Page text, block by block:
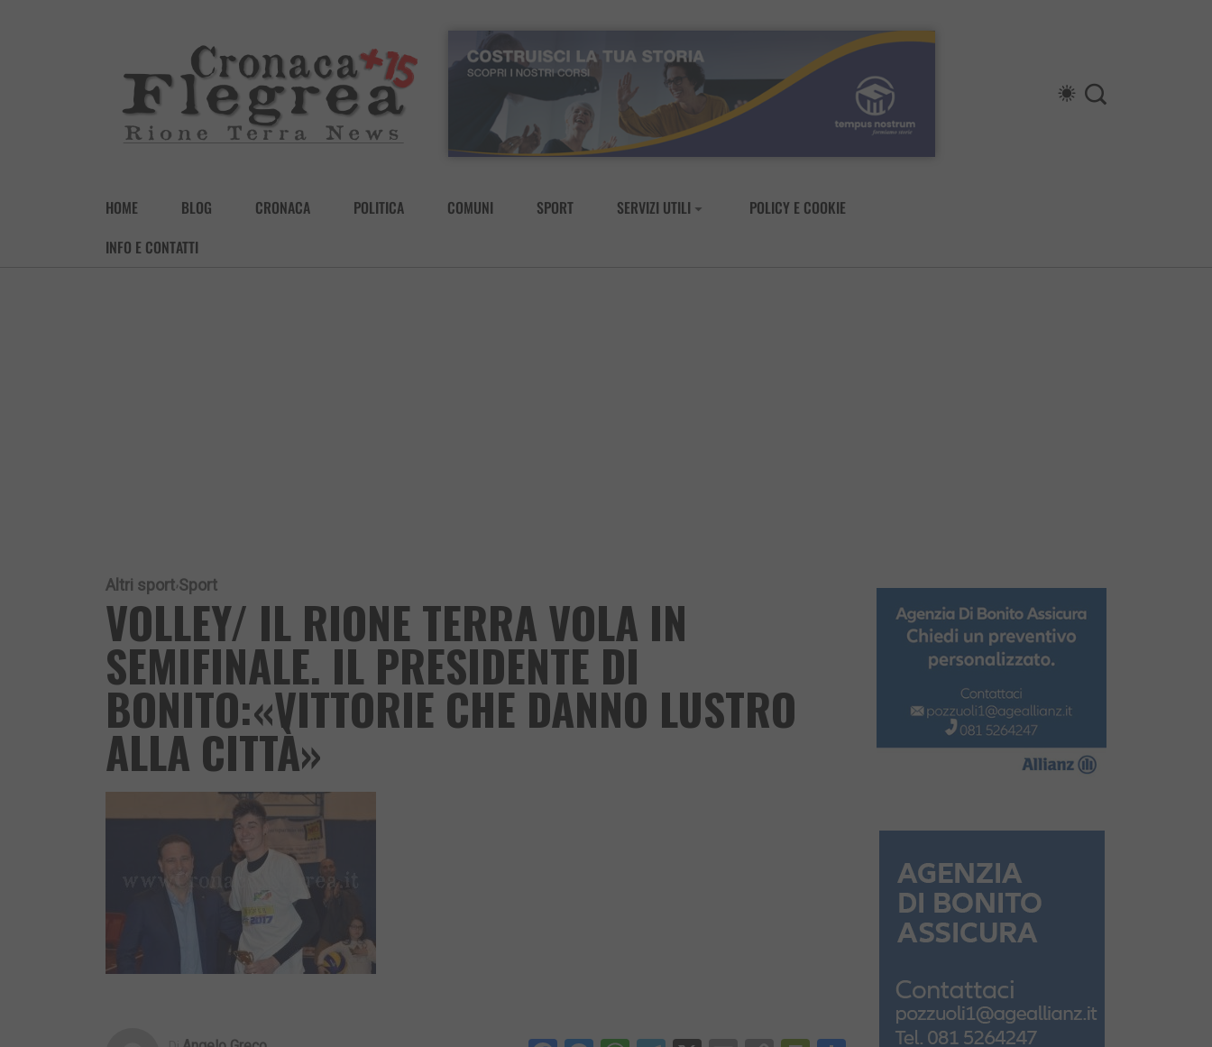
HOME BLOG CRONACA POLITICA COMUNI SPORT SERVIZI UTILI
POLICY E COOKIE
INFO E CONTATTI
Altri sport Sport
VOLLEY/ IL RIONE TERRA VOLA IN
SEMIFINALE. IL PRESIDENTE DI
BONITO:«VITTORIE CHE DANNO LUSTRO
ALLA CITTÀ»